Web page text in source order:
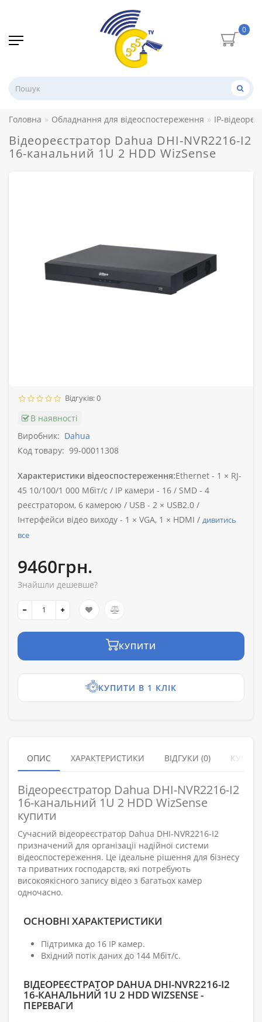
0
Головна Обладнання для відеоспостереження IP-
Відеореєстратор Dahua DHI-NVR2216-I2
16-канальний 1U 2 HDD WizSense
Відгуків: 0
В наявності
Виробник: Dahua
Код товару: 99-00011308
Характеристики відеоспостереження:Ethernet - 1 × RJ-
45 10/100/1 000 Мбіт/с / IP камери - 16 / SMD - 4
реєстратором, 6 камерою / USB - 2 × USB2.0 /
Інтерфейси відео виходу - 1 × VGA, 1 × HDMI / дивитись
все
9460грн.
Знайшли дешевше?
КУПИТИ
КУПИТИ В 1 КЛІК
ОПИС ХАРАКТЕРИСТИКИ ВІДГУКИ (0)
Відеореєстратор Dahua DHI-NVR2216-I2
16-канальний 1U 2 HDD WizSense
купити
Сучасний відеореєстратор Dahua DHI-NVR2216-I2
призначений для організації надійної системи
відеоспостереження. Це ідеальне рішення для бізнесу
та приватних господарств, які потребують
високоякісного запису відео з багатьох камер
одночасно.
ОСНОВНІ ХАРАКТЕРИСТИКИ
Підтримка до 16 IP камер.
Вхідний потік даних до 144 Мбіт/с.
ВІДЕОРЕЄСТРАТОР DAHUA DHI-NVR2216-I2
16-КАНАЛЬНИЙ 1U 2 HDD WIZSENSE -
ПЕРЕВАГИ